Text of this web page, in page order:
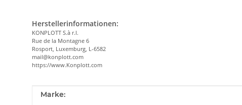
Herstellerinformationen:
KONPLOTT S.à r.l.
Rue de la Montagne 6
Rosport, Luxemburg, L-6582
mail@konplott.com
https://www.Konplott.com
Produkteigenschaft
Wert
Marke: